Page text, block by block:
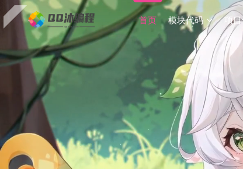
首页 模块代码 项